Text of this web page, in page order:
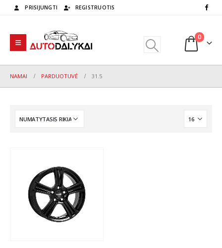
PRISIJUNGTI REGISTRUOTIS
0
NAMAI PARDUOTUVĖ 31.5